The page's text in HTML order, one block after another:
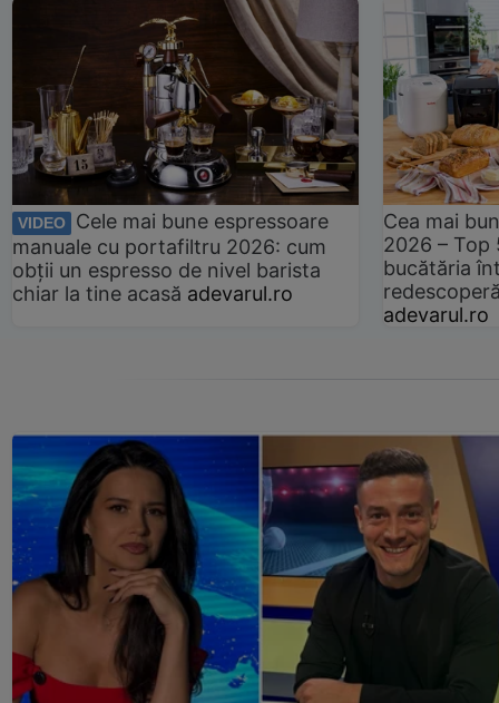
VIDEO
Cele mai bune espressoare
manuale cu portafiltru 2026: cum
obții un espresso de nivel barista
chiar la tine acasă adevarul.ro
Cea mai
2026 –
bucătăria
adevarul.ro